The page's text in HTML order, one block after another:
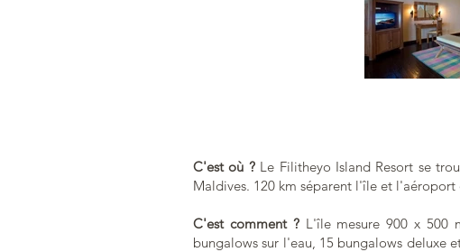
C'est où ? Le Filitheyo Island Resort se
Maldives. 120 km séparent l'île et
C'est comment ?L'île mesure 900 x 500
bungalows sur l'eau, 15 bungalows deluxe